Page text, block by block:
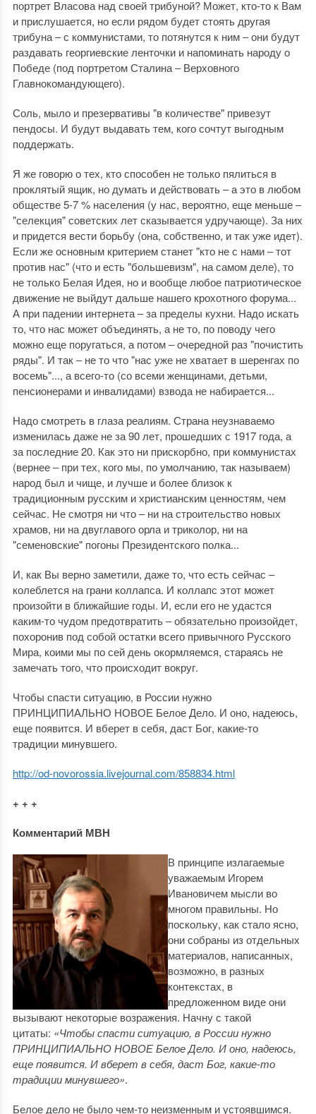
портрет Власова над своей трибуной? Может, кто-то к Вам
и прислушается, но если рядом будет стоять другая
трибуна ‒ с коммунистами, то потянутся к ним ‒ они будут
раздавать георгиевские ленточки и напоминать народу о
Победе (под портретом Сталина ‒ Верховного
Главнокомандующего).
Соль, мыло и презервативы "в количестве" привезут
пендосы. И будут выдавать тем, кого сочтут выгодным
поддержать.
Я же говорю о тех, кто способен не только пялиться в
проклятый ящик, но думать и действовать ‒ а это в любом
обществе 5-7 % населения (у нас, вероятно, еще меньше ‒
"селекция" советских лет сказывается удручающе). За них
и придется вести борьбу (она, собственно, и так уже идет).
Если же основным критерием станет "кто не с нами ‒ тот
против нас" (что и есть "большевизм", на самом деле), то
не только Белая Идея, но и вообще любое патриотическое
движение не выйдут дальше нашего крохотного форума...
А при падении интернета ‒ за пределы кухни. Надо искать
то, что нас может объединять, а не то, по поводу чего
можно еще поругаться, а потом ‒ очередной раз "почистить
ряды". И так ‒ не то что "нас уже не хватает в шеренгах по
восемь"..., а всего-то (со всеми женщинами, детьми,
пенсионерами и инвалидами) взвода не набирается...
Надо смотреть в глаза реалиям. Страна неузнаваемо
изменилась даже не за 90 лет, прошедших с 1917 года, а
за последние 20. Как это ни прискорбно, при коммунистах
(вернее ‒ при тех, кого мы, по умолчанию, так называем)
народ был и чище, и лучше и более близок к
традиционным русским и христианским ценностям, чем
сейчас. Не смотря ни что ‒ ни на строительство новых
храмов, ни на двуглавого орла и триколор, ни на
"семеновские" погоны Президентского полка...
И, как Вы верно заметили, даже то, что есть сейчас ‒
колеблется на грани коллапса. И коллапс этот может
произойти в ближайшие годы. И, если его не удастся
каким-то чудом предотвратить ‒ обязательно произойдет,
похоронив под собой остатки всего привычного Русского
Мира, коими мы по сей день окормляемся, стараясь не
замечать того, что происходит вокруг.
Чтобы спасти ситуацию, в России нужно
ПРИНЦИПИАЛЬНО НОВОЕ Белое Дело. И оно, надеюсь,
еще появится. И вберет в себя, даст Бог, какие-то
традиции минувшего.
http://od-novorossia.livejournal.com/858834.html
+ + +
Комментарий МВН
В принципе излагаемые
уважаемым Игорем
Ивановичем мысли во
многом правильны. Но
поскольку, как стало ясно,
они собраны из отдельных
материалов, написанных,
возможно, в разных
контекстах, в
предложенном виде они
вызывают некоторые возражения. Начну с такой
цитаты: «Чтобы спасти ситуацию, в России нужно
ПРИНЦИПИАЛЬНО НОВОЕ Белое Дело. И оно, надеюсь,
еще появится. И вберет в себя, даст Бог, какие-то
традиции минувшего».
Белое дело не было чем-то неизменным и устоявшимся.